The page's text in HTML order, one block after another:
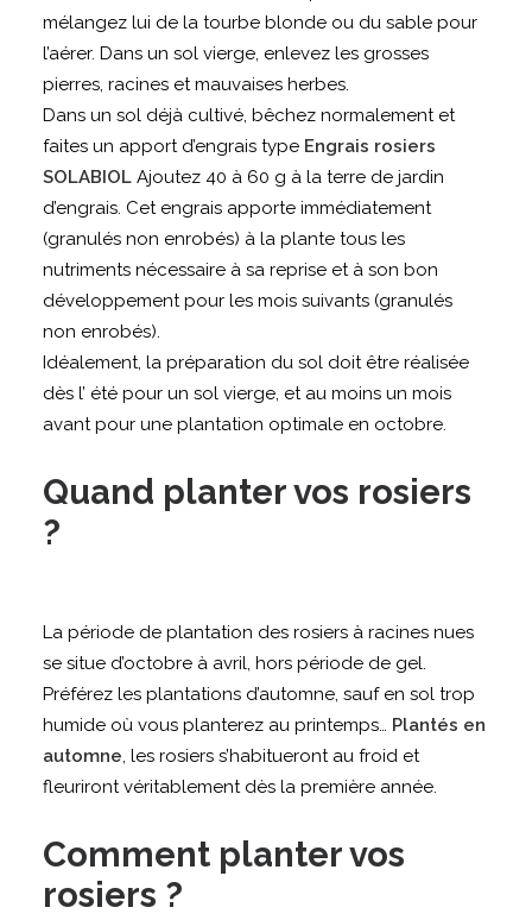
mélangez lui de la tourbe blonde ou du sable pour
l’aérer. Dans un sol vierge, enlevez les grosses
pierres, racines et mauvaises herbes.
Dans un sol déjà cultivé, bêchez normalement et
faites un apport d’engrais type Engrais rosiers
SOLABIOL Ajoutez 40 à 60 g à la terre de jardin
d’engrais. Cet engrais apporte immédiatement
(granulés non enrobés) à la plante tous les
nutriments nécessaire à sa reprise et à son bon
développement pour les mois suivants (granulés
non enrobés).
Idéalement, la préparation du sol doit être réalisée
dès l’ été pour un sol vierge, et au moins un mois
avant pour une plantation optimale en octobre.
Quand planter vos rosiers
?
La période de plantation des rosiers à racines nues
se situe d’octobre à avril, hors période de gel.
Préférez les plantations d’automne, sauf en sol trop
humide où vous planterez au printemps… Plantés en
automne, les rosiers s’habitueront au froid et
fleuriront véritablement dès la première année.
Comment planter vos
rosiers ?